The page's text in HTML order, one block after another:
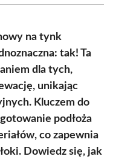
na tynk
tak! Ta
dla tych,
unikając
Kluczem do
podłoża
co zapewnia
Dowiedz się, jak